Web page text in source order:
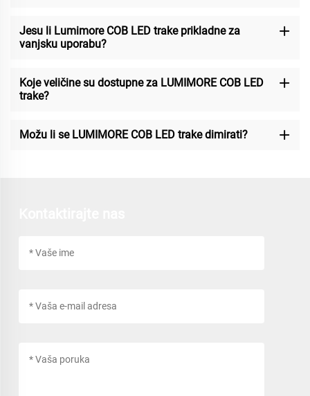
Jesu li Lumimore COB LED trake prikladne za
vanjsku uporabu?
Koje veličine su dostupne za LUMIMORE COB LED
trake?
Možu li se LUMIMORE COB LED trake dimirati?